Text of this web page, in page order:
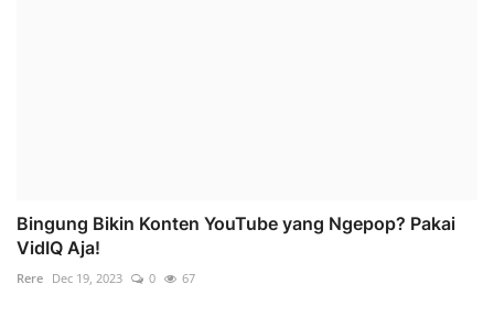
Bingung Bikin Konten YouTube yang Ngepop? Pakai
VidIQ Aja!
Rere Dec 19, 2023 0 67